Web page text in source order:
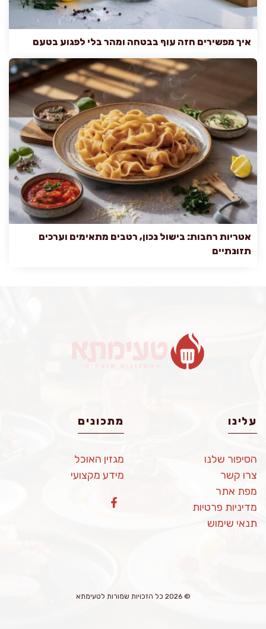
איך מפשירים חזה עוף בבטחה ומהר בלי לפגוע בטעם
אטריות רחבות: בישול נכון, רטבים מתאימים וערכים
תזונתיים
עלינו
הסיפור שלנו
צרו קשר
מפת אתר
מדיניות פרטיות
תנאי שימוש
מתכונים
מגזין האוכל
מידע מקצועי
© 2026 כל הזכויות שמורות לטעימתא